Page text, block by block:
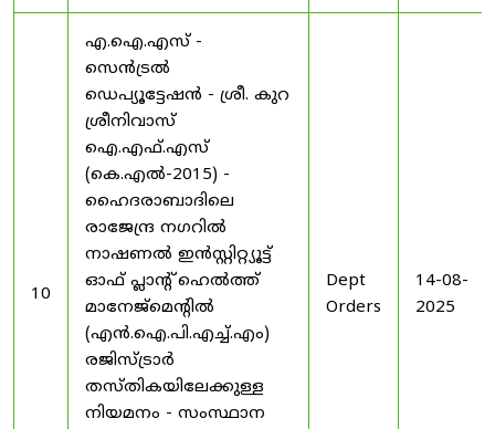
10
എ.ഐ.എസ് -
സെൻട്രൽ
ഡെപ്യൂട്ടേഷൻ - ശ്രീ. കുറ
ശ്രീനിവാസ്
ഐ.എഫ്.എസ്
(കെ.എൽ-2015) -
ഹൈദരാബാദിലെ
രാജേന്ദ്ര നഗറിൽ
നാഷണൽ ഇൻസ്റ്റിറ്റ്യൂട്ട്
ഓഫ് പ്ലാന്റ് ഹെൽത്ത്
മാനേജ്‌മെന്റിൽ
(എൻ.ഐ.പി.എച്ച്.എം)
രജിസ്ട്രാർ
തസ്തികയിലേക്കുള്ള
നിയമനം - സംസ്ഥാന
Dept
Orders
14-08-
2025